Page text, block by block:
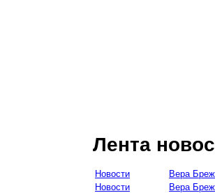
Лента
Новости
Вера
Новости
Вера